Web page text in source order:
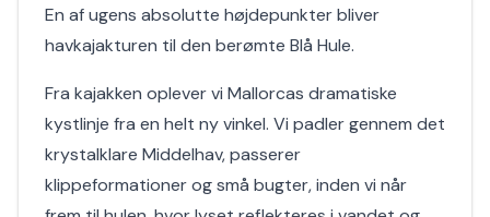
En af ugens absolutte højdepunkter bliver
havkajakturen til den berømte Blå Hule.
Fra kajakken oplever vi Mallorcas dramatiske
kystlinje fra en helt ny vinkel. Vi padler gennem det
krystalklare Middelhav, passerer
klippeformationer og små bugter, inden vi når